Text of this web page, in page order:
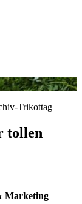
Trikot­tag
tollen
Marketing